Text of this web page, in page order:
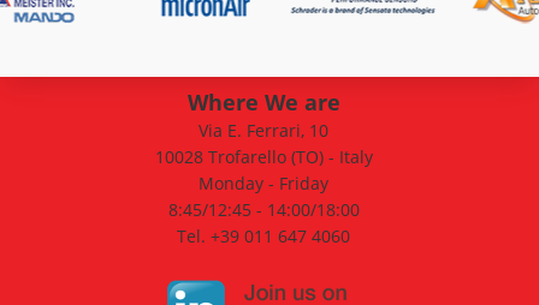
Where We are
Via E. Ferrari, 10
10028 Trofarello (TO) - Italy
Monday - Friday
8:45/12:45 - 14:00/18:00
Tel. +39 011 647 4060